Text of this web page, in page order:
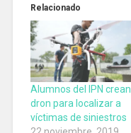
Relacionado
Alumnos del IPN crean
dron para localizar a
víctimas de siniestros